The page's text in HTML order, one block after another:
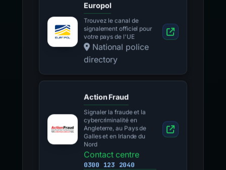
Europol
Trouvez le canal de
signalement officiel pour
votre pays de l'UE
National police
directory
Action Fraud
Signaler la fraude et la
cybercriminalité en
Angleterre, au Pays de
Galles et en Irlande du
Nord
Contact centre
0300 123 2040